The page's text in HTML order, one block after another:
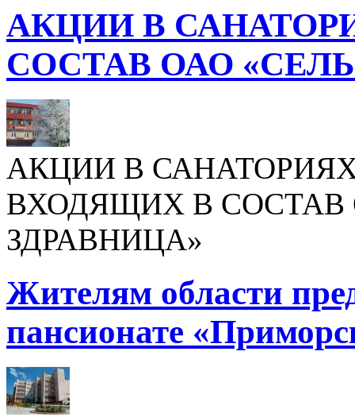
АКЦИИ В
СОСТАВ ОАО
АКЦИИ В
ВХОДЯЩИХ В СОСТАВ
ЗДРАВНИЦА»
Жителям области
пансионате